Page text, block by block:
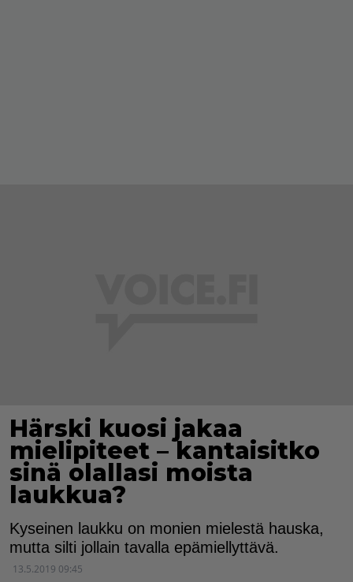
Härski kuosi jakaa
mielipiteet – kantaisitko
sinä olallasi moista
laukkua?
Kyseinen laukku on monien mielestä hauska,
mutta silti jollain tavalla epämiellyttävä.
13.5.2019 09:45